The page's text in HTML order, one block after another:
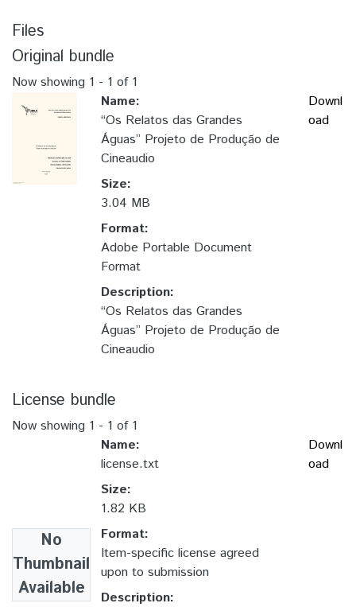
Files
Original bundle
Now showing 1 - 1 of 1
Name:
“Os Relatos das Grandes
Águas” Projeto de Produção de
Cineaudio
Size:
3.04 MB
Format:
Adobe Portable Document
Format
Description:
“Os Relatos das Grandes
Águas” Projeto de Produção de
Cineaudio
Downl
oad
License bundle
Now showing 1 - 1 of 1
No
Thumbnail
Available
Name:
license.txt
Size:
1.82 KB
Format:
Item-specific license agreed
upon to submission
Description:
Downl
oad